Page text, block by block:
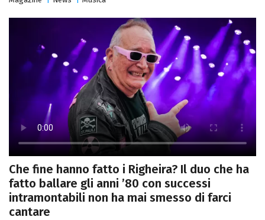
Che fine hanno fatto i Righeira? Il duo che ha
fatto ballare gli anni ’80 con successi
intramontabili non ha mai smesso di farci
cantare